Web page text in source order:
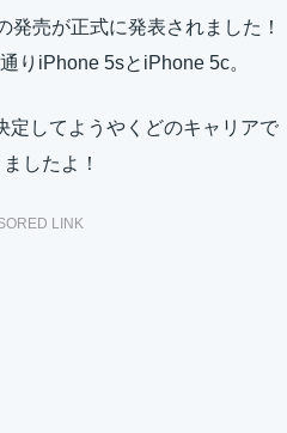
売が正式に発表されました！
りiPhone 5sとiPhone 5c。
定してようやくどのキャリアで
したよ！
LINK